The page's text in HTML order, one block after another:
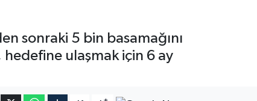
sonraki 5 bin basamağını
ulaşmak için 6 ay